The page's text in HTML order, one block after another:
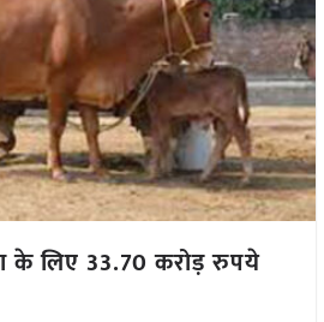
के लिए 33.70 करोड़ रुपये